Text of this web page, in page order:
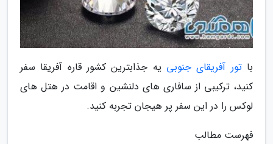
باتور آفریقای جنوبی یه جذابترین کشور قاره آفریقا سفر
کنید، ترکیبی از سافاری های دلنشین و اقامت در هتل های
لوکس را در این سفر پر هیجان تجربه کنید.
فهرست مطالب